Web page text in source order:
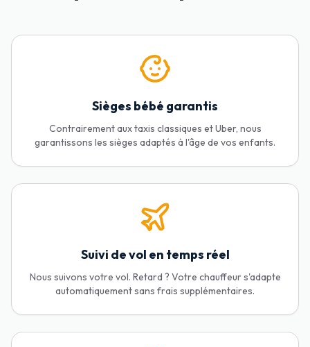
Sièges bébé garantis
Contrairement aux taxis classiques et Uber, nous
garantissons les sièges adaptés à l'âge de vos enfants.
Suivi de vol en temps réel
Nous suivons votre vol. Retard ? Votre chauffeur s'adapte
automatiquement sans frais supplémentaires.